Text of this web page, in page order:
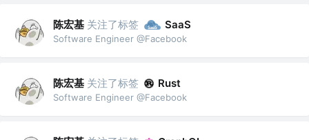
陈宏基 关注了标签 SaaS
Software Engineer @Facebook
陈宏基 关注了标签 Rust
Software Engineer @Facebook